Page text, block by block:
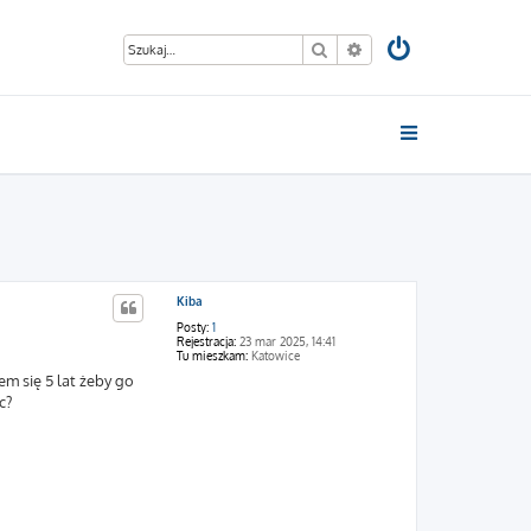
Szukaj Wyszukiwanie
Kiba
Posty: 1
Rejestracja: 23 mar 2025, 14:41
Tu mieszkam: Katowice
się 5 lat żeby go